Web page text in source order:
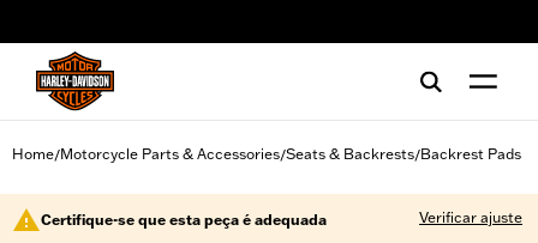
Home/Motorcycle Parts & Accessories/Seats & Backrests/Backrest Pads
Certifique-se que esta peça é adequada Verificar ajuste